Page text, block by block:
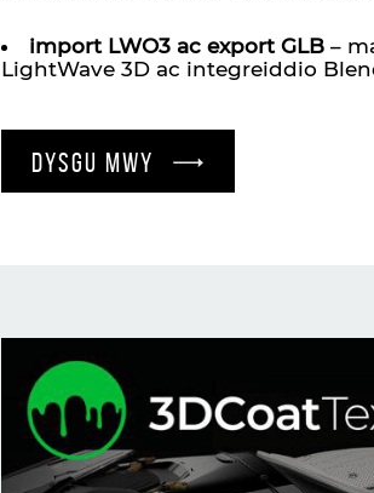
import LWO3 ac export GLB –
LightWave 3D ac integreiddio
DYSGU MWY